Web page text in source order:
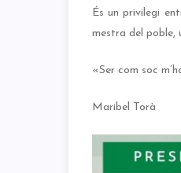
És un privilegi
mestra del poble,
«Ser com soc
Maribel Torà